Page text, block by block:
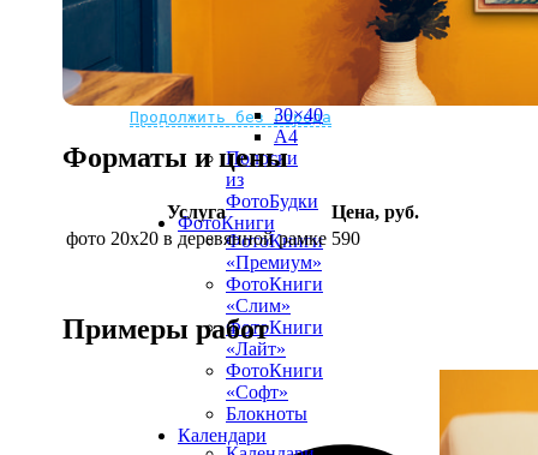
Не нашли Ваш город?
Мы доставляем по всему миру
Продолжить без города
30×40
A4
Полоски
из
ФотоБудки
ФотоКниги
ФотоКниги
«Премиум»
ФотоКниги
«Слим»
ФотоКниги
«Лайт»
ФотоКниги
«Софт»
Блокноты
Календари
Форматы и цены
Услуга
Цена, руб.
фото 20х20 в деревянной рамке 590
Примеры работ